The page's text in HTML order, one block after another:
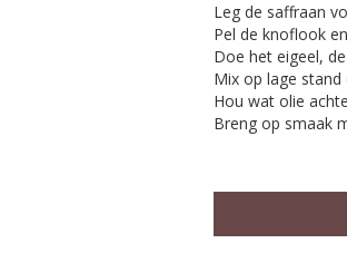
Leg de saffraan
Pel de knoflook
Doe het eigeel,
Mix op lage
Hou wat olie
Breng op smaak